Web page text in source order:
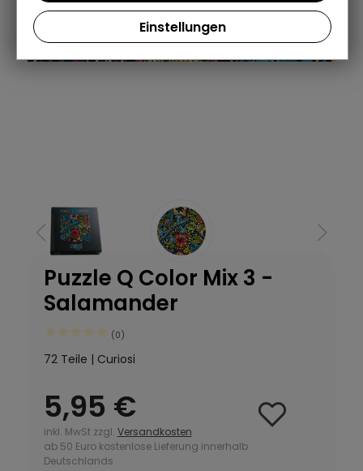
Puzzle Q Color Mix 3 -
Salamander
(0)
72 Teile | Curiosi
5,95 €
inkl. MwSt zzgl. Versandkosten
ab 50 Euro kostenlose Lieferung innerhalb
Deutschlands
Einstellungen